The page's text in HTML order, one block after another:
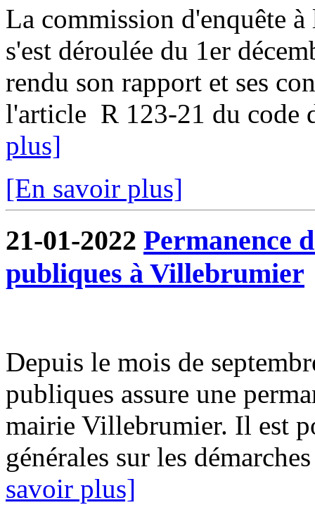
La commission d'enquête
s'est déroulée du 1er
rendu son rapport et ses
l'article R 123-21 du code
plus]
[En savoir plus]
21-01-2022 Permanence
publiques à Villebrumier
Depuis le mois de
publiques assure une
mairie Villebrumier. Il est
générales sur les
savoir plus]